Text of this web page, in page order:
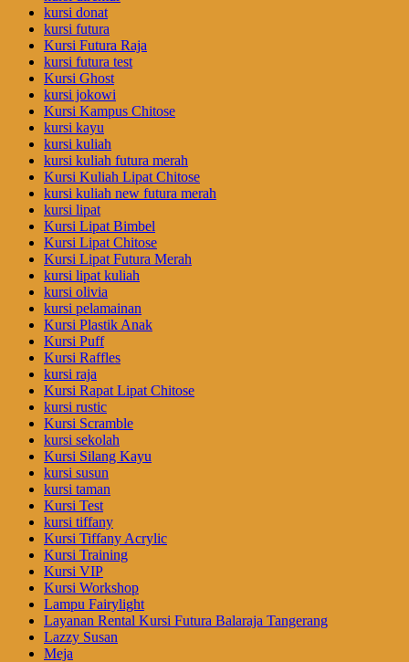
kursi donat
kursi futura
Kursi Futura Raja
kursi futura test
Kursi Ghost
kursi jokowi
Kursi Kampus Chitose
kursi kayu
kursi kuliah
kursi kuliah futura merah
Kursi Kuliah Lipat Chitose
kursi kuliah new futura merah
kursi lipat
Kursi Lipat Bimbel
Kursi Lipat Chitose
Kursi Lipat Futura Merah
kursi lipat kuliah
kursi olivia
kursi pelamainan
Kursi Plastik Anak
Kursi Puff
Kursi Raffles
kursi raja
Kursi Rapat Lipat Chitose
kursi rustic
Kursi Scramble
kursi sekolah
Kursi Silang Kayu
kursi susun
kursi taman
Kursi Test
kursi tiffany
Kursi Tiffany Acrylic
Kursi Training
Kursi VIP
Kursi Workshop
Lampu Fairylight
Layanan Rental Kursi Futura Balaraja Tangerang
Lazzy Susan
Meja